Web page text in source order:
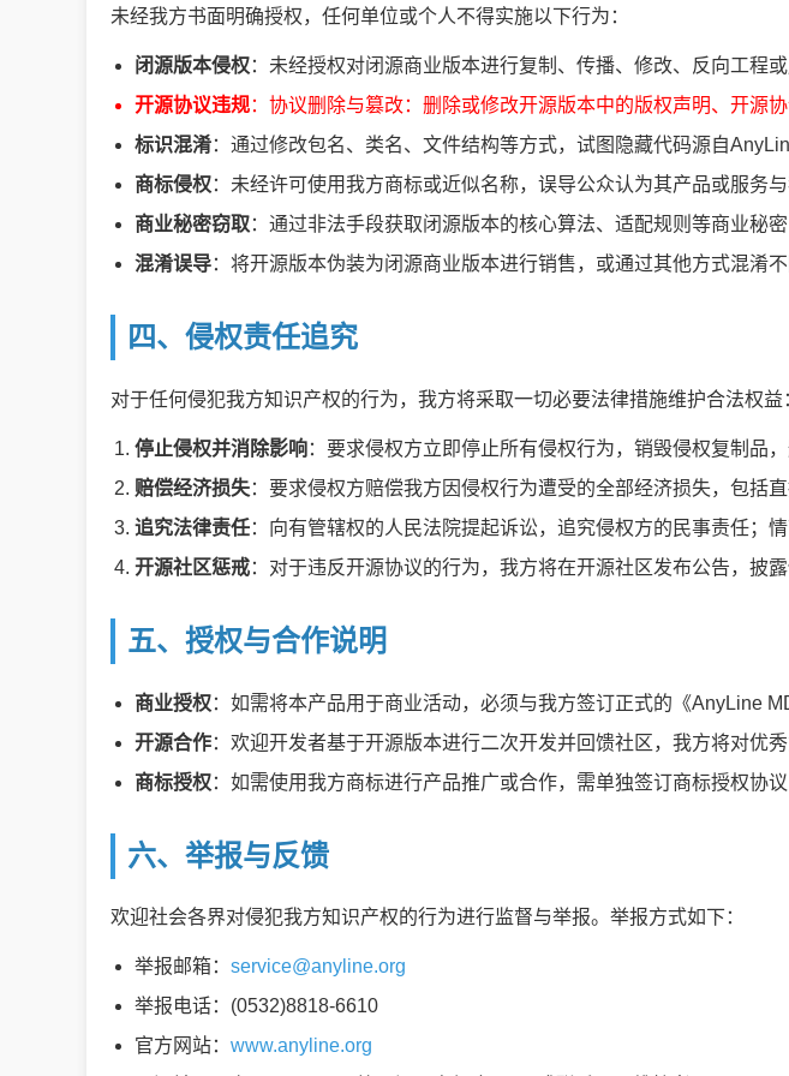
未经我方书面明确授权，任何单位或个人不得实施以下行为：
闭源版本侵权：未经授权对闭源商业版本进行复制、传播、修改、反向工程
开源协议违规：协议删除与篡改：删除或修改开源版本中的版权声明、开源
标识混淆：通过修改包名、类名、文件结构等方式，试图隐藏代码源自
商标侵权：未经许可使用我方商标或近似名称，误导公众认为其产品或服务与
商业秘密窃取：通过非法手段获取闭源版本的核心算法、适配规则等商业秘密
混淆误导：将开源版本伪装为闭源商业版本进行销售，或通过其他方式混淆不
四、侵权责任追究
对于任何侵犯我方知识产权的行为，我方将采取一切必要法律措施维护合法权益
停止侵权并消除影响：要求侵权方立即停止所有侵权行为，销毁侵权复制品
赔偿经济损失：要求侵权方赔偿我方因侵权行为遭受的全部经济损失，包括
追究法律责任：向有管辖权的人民法院提起诉讼，追究侵权方的民事责任；
开源社区惩戒：对于违反开源协议的行为，我方将在开源社区发布公告，披
五、授权与合作说明
商业授权：如需将本产品用于商业活动，必须与我方签订正式的《AnyLine
开源合作：欢迎开发者基于开源版本进行二次开发并回馈社区，我方将对优
商标授权：如需使用我方商标进行产品推广或合作，需单独签订商标授权协
六、举报与反馈
欢迎社会各界对侵犯我方知识产权的行为进行监督与举报。举报方式如下：
举报邮箱： service@anyline.org
举报电话：(0532)8818-6610
官方网站： www.anyline.org